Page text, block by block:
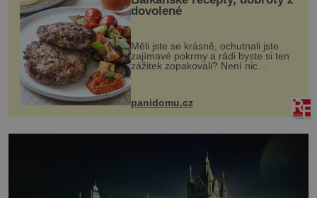
dovolené
Měli jste se krásně, ochutnali jste
zajímavé pokrmy a rádi byste si ten
zážitek zopakovali? Není nic
snazšího. Pljeskavica (10 porcí)
Možná jste ji ochutnali na dovolené v
panidomu.cz